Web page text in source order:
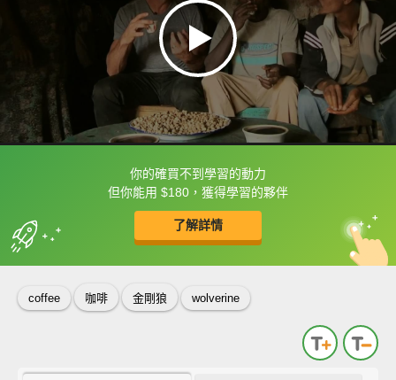
你的確買不到學習的動力
但你能用 $180，獲得學習的夥伴
了解詳情
框選或點兩下字幕可以直接查字典喔！
收錄佳句 中
英
coffee 咖啡 金剛狼 wolverine